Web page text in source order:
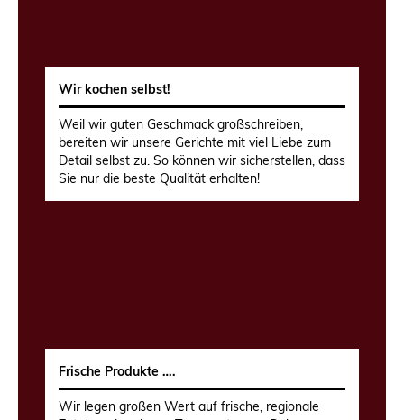
Wir kochen selbst!
Weil wir guten Geschmack großschreiben,
bereiten wir unsere Gerichte mit viel Liebe zum
Detail selbst zu. So können wir sicherstellen, dass
Sie nur die beste Qualität erhalten!
Frische Produkte ….
Wir legen großen Wert auf frische, regionale